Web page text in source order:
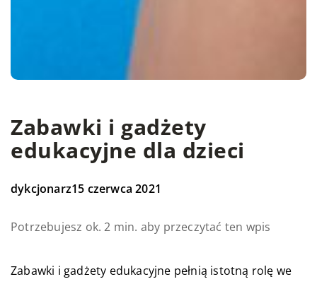
Zabawki i gadżety
edukacyjne dla dzieci
dykcjonarz15 czerwca 2021
Potrzebujesz ok. 2 min. aby przeczytać ten wpis
Zabawki i gadżety edukacyjne pełnią istotną rolę we